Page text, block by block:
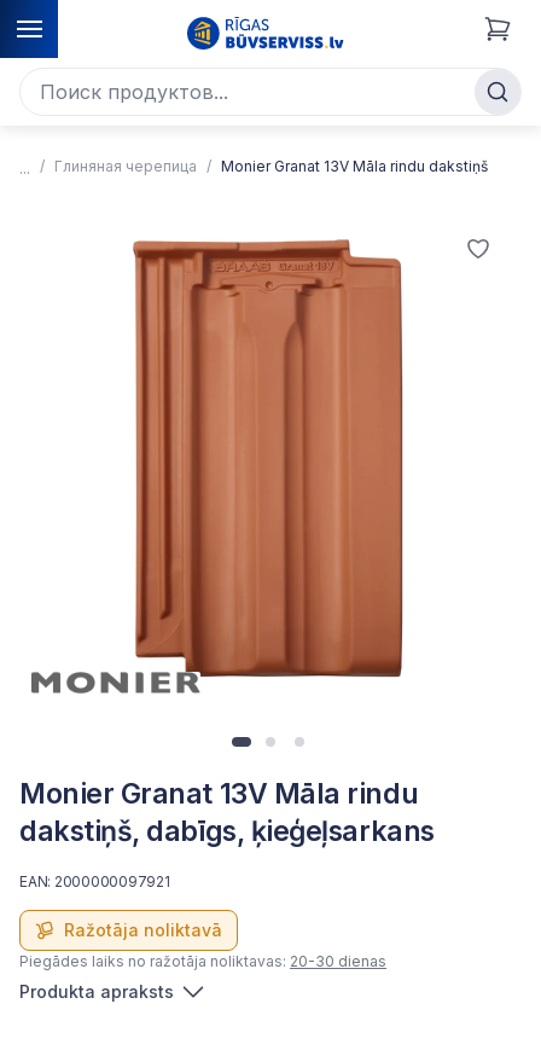
Глиняная черепица Monier Granat 13V Māla rindu dakstiņš
Monier Granat 13V Māla rindu
dakstiņš, dabīgs, ķieģeļsarkans
Ražotāja noliktavā
EAN: 2000000097921
Piegādes laiks no ražotāja noliktavas: 20-30 dienas
Produkta apraksts